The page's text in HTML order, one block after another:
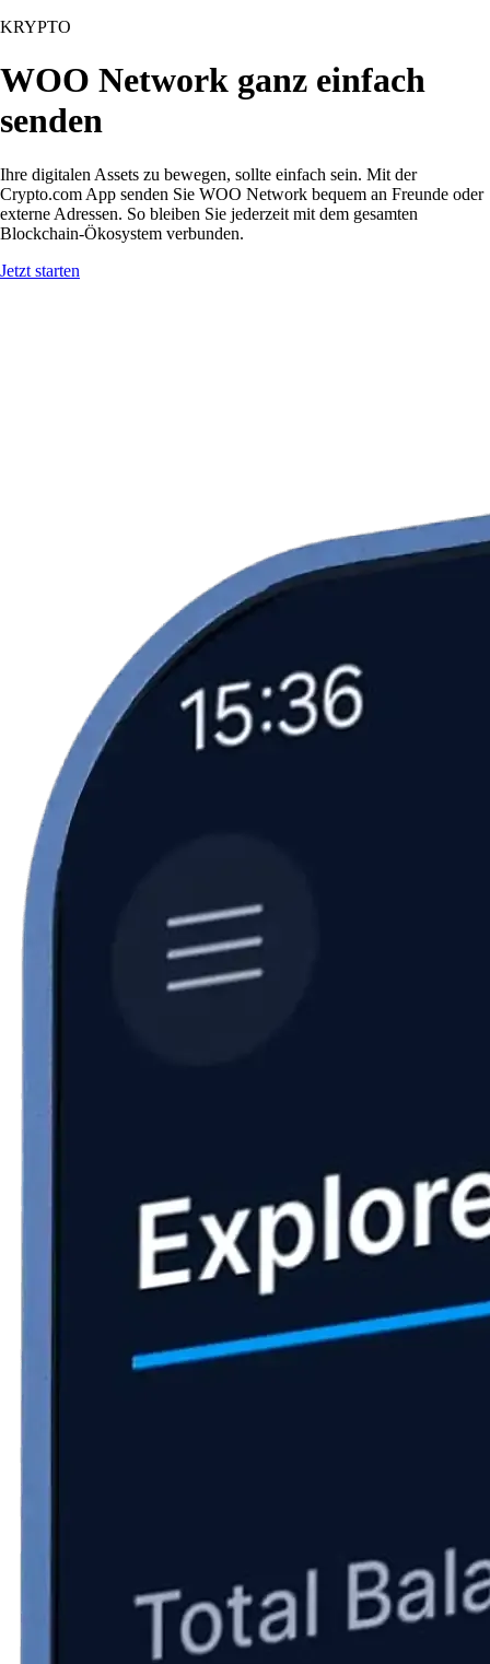
KRYPTO
WOO Network ganz einfach
senden
Ihre digitalen Assets zu bewegen, sollte einfach sein. Mit der
Crypto.com App senden Sie WOO Network bequem an Freunde oder
externe Adressen. So bleiben Sie jederzeit mit dem gesamten
Blockchain-Ökosystem verbunden.
Jetzt starten